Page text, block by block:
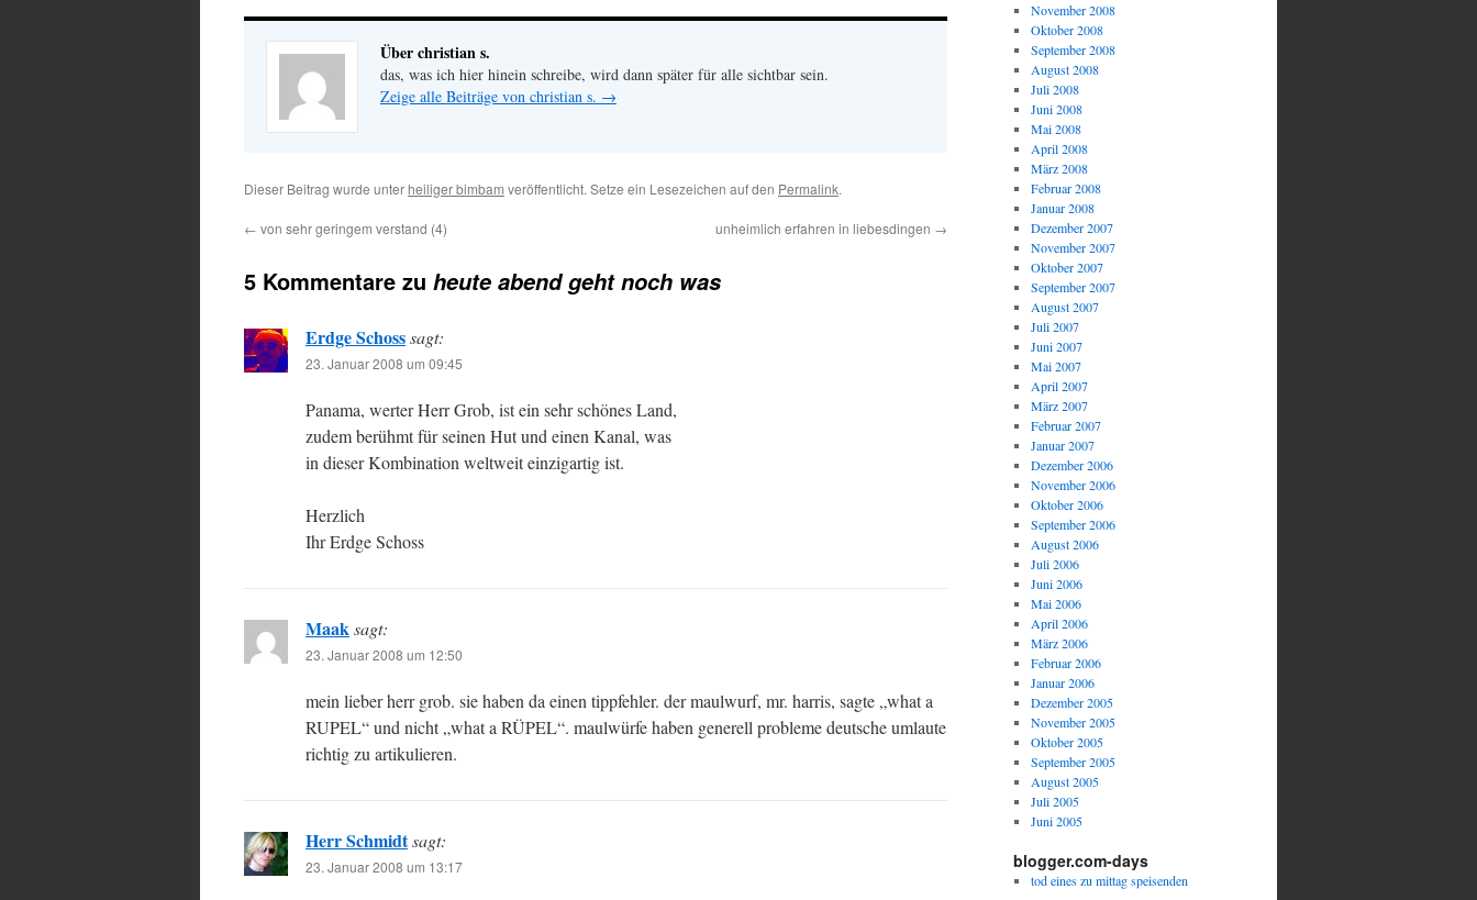
Über christian s.
das, was ich hier hinein schreibe, wird dann später für alle sichtbar sein.
Zeige alle Beiträge von christian s. →
Dieser Beitrag wurde unter heiliger bimbam veröffentlicht. Setze ein Lesezeichen auf den Permalink.
← von sehr geringem verstand (4) unheimlich erfahren in liebesdingen →
5 Kommentare zu heute abend geht noch was
Erdge Schosssagt:
23. Januar 2008 um 09:45
Panama, werter Herr Grob, ist ein sehr schönes Land,
zudem berühmt für seinen Hut und einen Kanal, was
in dieser Kombination weltweit einzigartig ist.
Herzlich
Ihr Erdge Schoss
Maaksagt:
23. Januar 2008 um 12:50
mein lieber herr grob. sie haben da einen tippfehler. der maulwurf, mr. harris, sagte „what a
RUPEL“ und nicht „what a RÜPEL“. maulwürfe haben generell probleme deutsche umlaute
richtig zu artikulieren.
Herr Schmidtsagt:
23. Januar 2008 um 13:17
November 2008
Oktober 2008
September 2008
August 2008
Juli 2008
Juni 2008
Mai 2008
April 2008
März 2008
Februar 2008
Januar 2008
Dezember 2007
November 2007
Oktober 2007
September 2007
August 2007
Juli 2007
Juni 2007
Mai 2007
April 2007
März 2007
Februar 2007
Januar 2007
Dezember 2006
November 2006
Oktober 2006
September 2006
August 2006
Juli 2006
Juni 2006
Mai 2006
April 2006
März 2006
Februar 2006
Januar 2006
Dezember 2005
November 2005
Oktober 2005
September 2005
August 2005
Juli 2005
Juni 2005
blogger.com-days
tod eines zu mittag speisenden